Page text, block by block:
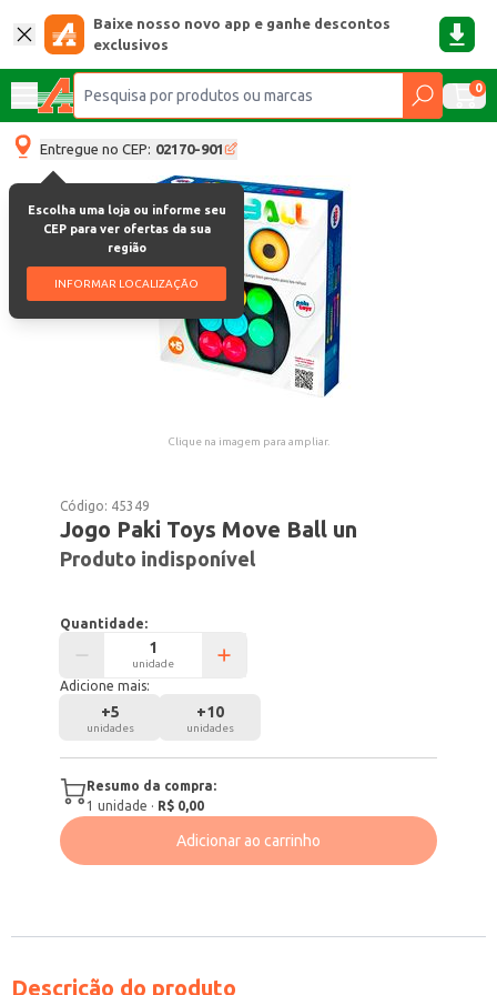
Baixe nosso novo app e ganhe descontos
exclusivos
0
Entregue no CEP: 02170-901
Escolha uma loja ou informe seu
CEP para ver ofertas da sua
região
INFORMAR LOCALIZAÇÃO
Clique na imagem para ampliar.
Código: 45349
Jogo Paki Toys Move Ball un
Produto indisponível
Quantidade:
unidade
Adicione mais:
+5
unidades
+10
unidades
Resumo da compra:
1 unidade · R$ 0,00
Adicionar ao carrinho
Descrição do produto